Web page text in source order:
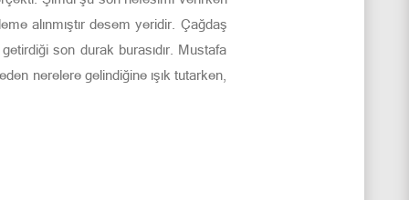
alınmıştır desem yeridir. Çağdaş
son durak burasıdır. Mustafa
nerelere gelindiğine ışık tutarken,